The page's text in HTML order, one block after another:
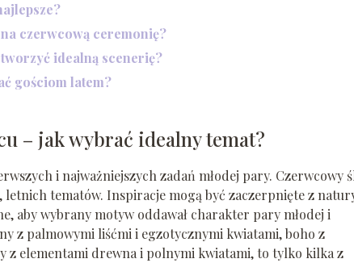
czerwcową ceremonię?
idealną scenerię?
gościom latem?
– jak wybrać idealny temat?
i najważniejszych zadań młodej pary. Czerwcowy
tematów. Inspiracje mogą być zaczerpnięte z
aby wybrany motyw oddawał charakter pary młodej i
z palmowymi liśćmi i egzotycznymi kwiatami, boho z
z elementami drewna i polnymi kwiatami, to tylko kilka z